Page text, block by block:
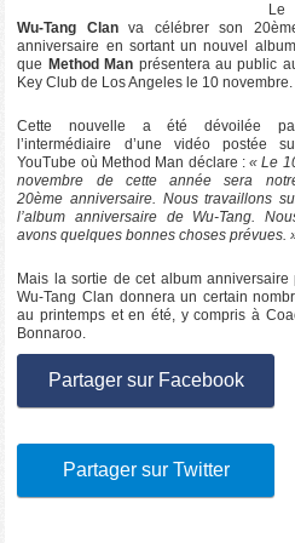
Le
Wu-Tang Clanva célébrer son
anniversaire en sortant un nouvel
que Method Man présentera au public
Key Club de Los Angeles le 10 novembre.
Cette nouvelle a été dévoilée
l’intermédiaire d’une vidéo postée
YouTube où Method Man déclare :« Le
novembre de cette année sera
20ème anniversaire. Nous travaillons
l’album anniversaire de Wu-Tang.
avons quelques bonnes choses prévues.
Mais la sortie de cet album
Wu-Tang Clan donnera un certain
au printemps et en été, y compris à
Bonnaroo.
Partager sur Facebook
Partager sur Twitter